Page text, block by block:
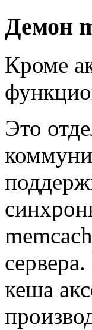
Демон
Кроме
Это
кеша